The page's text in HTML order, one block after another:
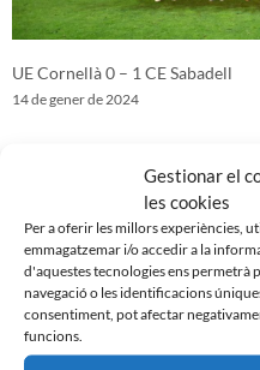
Gestionar el
les cookies
Per a oferir les millors experiències,
emmagatzemar i/o accedir a la
d'aquestes tecnologies ens permetrà
navegació o les identificacions
consentiment, pot afectar
funcions.
UE Cornellà 0 – 1 CE Sabadell
14 de gener de 2024